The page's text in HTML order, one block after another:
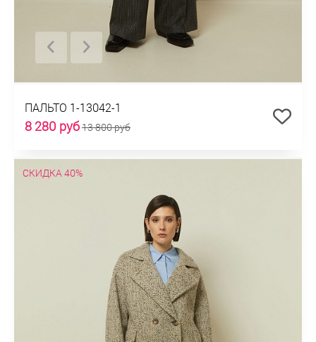
ПАЛЬТО 1-13042-1
8 280 руб13 800 руб
СКИДКА 40%